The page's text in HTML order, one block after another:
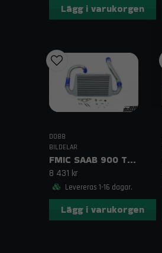
Lägg i varukorgen
DO88
BILDELAR
FMIC SAAB 900 Turbo (87–93) Blå
8 431 kr
Levereras 1-16 dagar.
Lägg i varukorgen